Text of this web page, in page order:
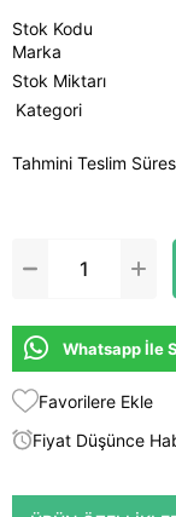
Stok Kodu
Marka
Stok Miktarı
Kategori
Tahmini Teslim
Whatsapp İle
Favorilere Ekle
Fiyat Düşünce